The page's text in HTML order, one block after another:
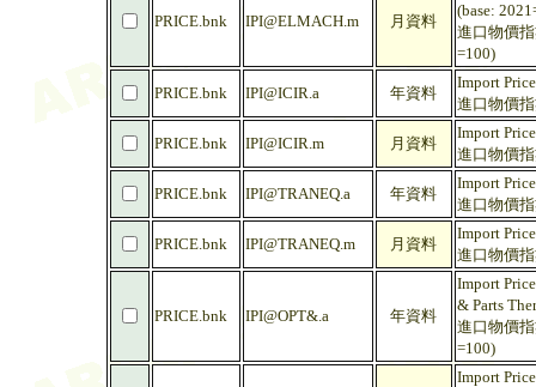
PRICE.bnk IPI@ELMACH.m 月資料
(base:
進口物價
=100)
PRICE.bnk IPI@ICIR.a 年資料
Import
進口物價
PRICE.bnk IPI@ICIR.m 月資料
Import
進口物價
PRICE.bnk IPI@TRANEQ.a 年資料
Import
進口物價
PRICE.bnk IPI@TRANEQ.m 月資料
Import
進口物價
PRICE.bnk IPI@OPT&.a 年資料
Import
& Parts
進口物價
=100)
Import